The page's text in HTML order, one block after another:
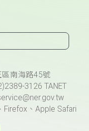
南海路45號
3126 TANET
、Apple Safari